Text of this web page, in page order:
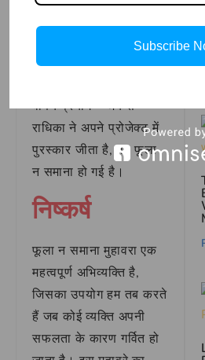
सफलता ने उसे इतना गर्वित
कर दिया है कि वह अब हमेशा
फूला न समाना रहता है।
वाक्य प्रयोग – जब से
राधिका ने अपने प्रोजेक्ट में
पुरस्कार जीता है, वह फूला
न समाना हो गई है।
निष्कर्ष
फूला न समाना मुहावरा एक
महत्वपूर्ण अभिव्यक्ति है,
जिसका उपयोग हम तब करते
हैं जब कोई व्यक्ति अपनी
सफलता के कारण गर्वित हो
Subscribe